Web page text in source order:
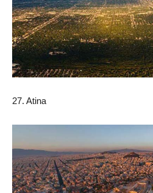
27. Atina